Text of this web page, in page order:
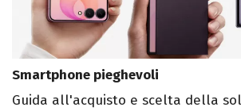
Smartphone pieghevoli
Guida all'acquisto e scelta della